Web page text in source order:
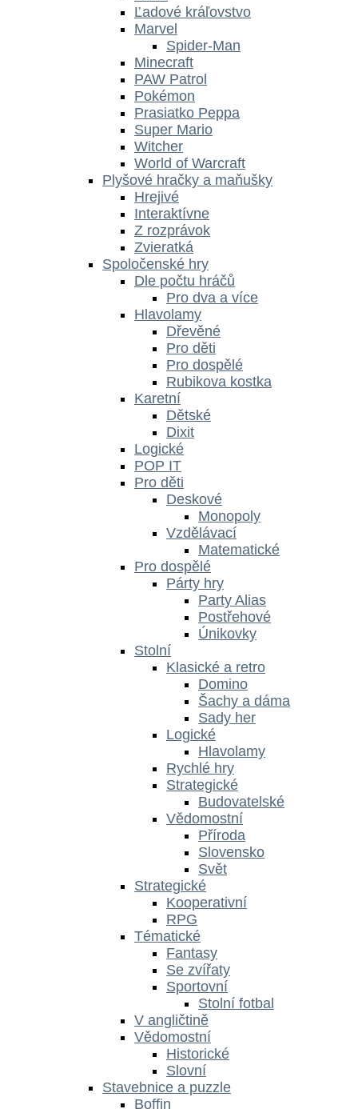
Ľadové kráľovstvo
Marvel
Spider-Man
Minecraft
PAW Patrol
Pokémon
Prasiatko Peppa
Super Mario
Witcher
World of Warcraft
Plyšové hračky a maňušky
Hrejivé
Interaktívne
Z rozprávok
Zvieratká
Spoločenské hry
Dle počtu hráčů
Pro dva a více
Hlavolamy
Dřevěné
Pro děti
Pro dospělé
Rubikova kostka
Karetní
Dětské
Dixit
Logické
POP IT
Pro děti
Deskové
Monopoly
Vzdělávací
Matematické
Pro dospělé
Párty hry
Party Alias
Postřehové
Únikovky
Stolní
Klasické a retro
Domino
Šachy a dáma
Sady her
Logické
Hlavolamy
Rychlé hry
Strategické
Budovatelské
Vědomostní
Příroda
Slovensko
Svět
Strategické
Kooperativní
RPG
Tématické
Fantasy
Se zvířaty
Sportovní
Stolní fotbal
V angličtině
Vědomostní
Historické
Slovní
Stavebnice a puzzle
Boffin